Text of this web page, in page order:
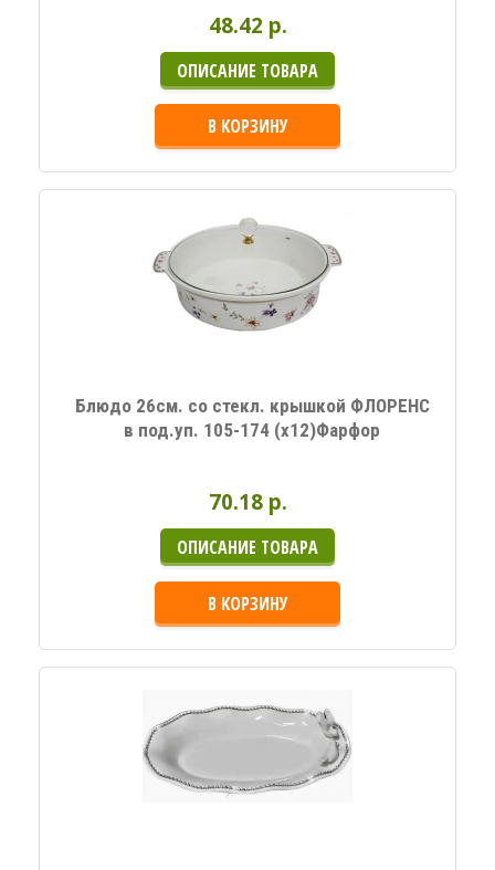
48.42 p.
ОПИСАНИЕ ТОВАРА
В КОРЗИНУ
Блюдо 26см. со стекл. крышкой ФЛОРЕНС
в под.уп. 105-174 (х12)Фарфор
70.18 p.
ОПИСАНИЕ ТОВАРА
В КОРЗИНУ